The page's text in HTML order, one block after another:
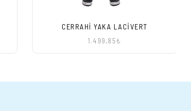
CERRAHI YAKA LACIVERT
1.499,85₺